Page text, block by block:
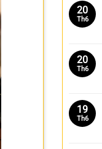
20
Th6
20
Th6
19
Th6